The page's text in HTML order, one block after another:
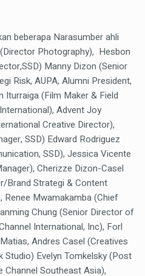
beberapa Narasumber ahli
Photography), Hesbon
Manny Dizon (Senior
Risk, AUPA, Alumni President,
Iturraiga (Film Maker & Field
Advent Joy
Creative Director),
SSD) Edward Rodriguez
SSD), Jessica Vicente
Cherizze Dizon-Casel
Brand Strategi & Content
Renee Mwamakamba (Chief
Chung (Senior Director of
International, Inc), Forl
Andres Casel (Creatives
Evelyn Tomkelsky (Post
Southeast Asia),